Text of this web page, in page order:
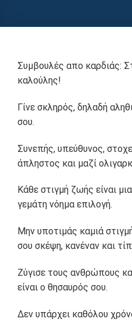
Συμβουλές απο καρδιάς:
καλούλης!
Γίνε σκληρός, δηλαδή
σου.
Συνεπής, υπεύθυνος,
άπληστος και μαζί
Κάθε στιγμή ζωής είναι
γεμάτη νόημα επιλογή.
Μην υποτιμάς καμιά
σου σκέψη, κανέναν και
Ζύγισε τους ανθρώπους
είναι ο θησαυρός σου.
Δεν υπάρχει καθόλου